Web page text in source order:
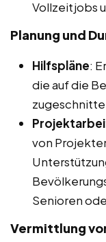
Vollzeitjobs
Planung und
Hilfspläne:
die auf die
von
Senioren
Vermittlung